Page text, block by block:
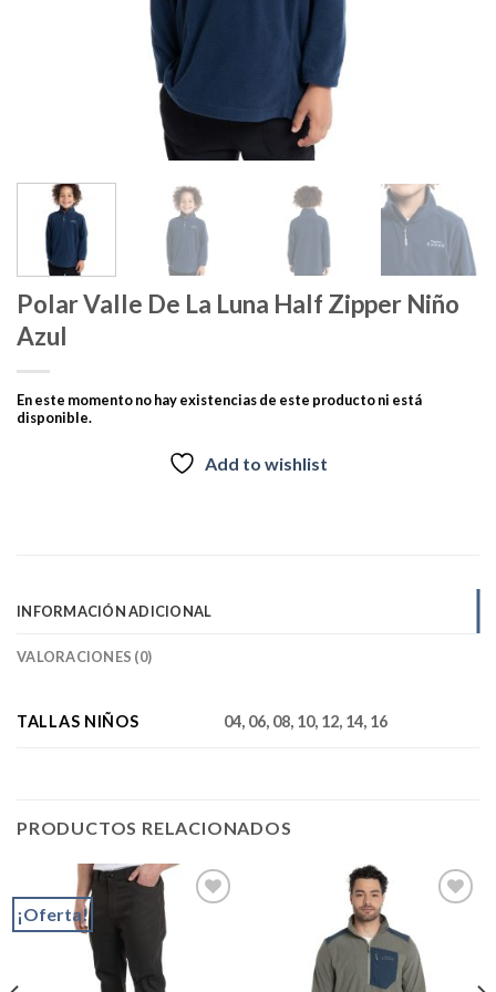
Polar Valle De La Luna Half Zipper Niño
Azul
En este momento no hay existencias de este producto ni está
disponible.
Add to wishlist
INFORMACIÓN ADICIONAL
VALORACIONES (0)
TALLAS NIÑOS 04, 06, 08, 10, 12, 14, 16
PRODUCTOS RELACIONADOS
¡Oferta!
wishlist